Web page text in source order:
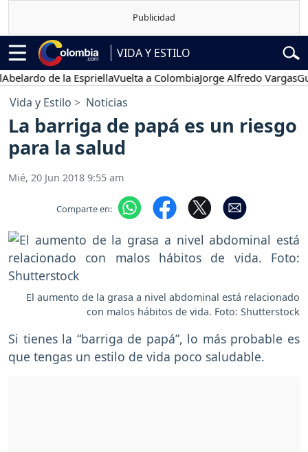
VIDA Y ESTILO
de la EspriellaVuelta a ColombiaJorge Alfredo VargasGustavo
Vida y Estilo Noticias
La barriga de papá es un riesgo
para la salud
Mié, 20 Jun 2018 9:55 am
Comparte en:
El aumento de la grasa a nivel abdominal está relacionado
con malos hábitos de vida. Foto: Shutterstock
Si tienes la “barriga de papá”, lo más probable es
que tengas un estilo de vida poco saludable.